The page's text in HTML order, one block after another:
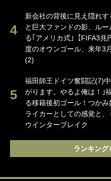
新会社の背後に見え隠れ
と巨大ファンドの影、ルー
る｢アメリカ式｣【FIFA3兆
度のオウンゴール、来年3
(2)
福田師王ドイツ奮闘記(7)
がります。やるよ俺は！｣
る移籍後初ゴール！つかみ
ライカーとしての感覚と
ウインターブレイク
ランキング